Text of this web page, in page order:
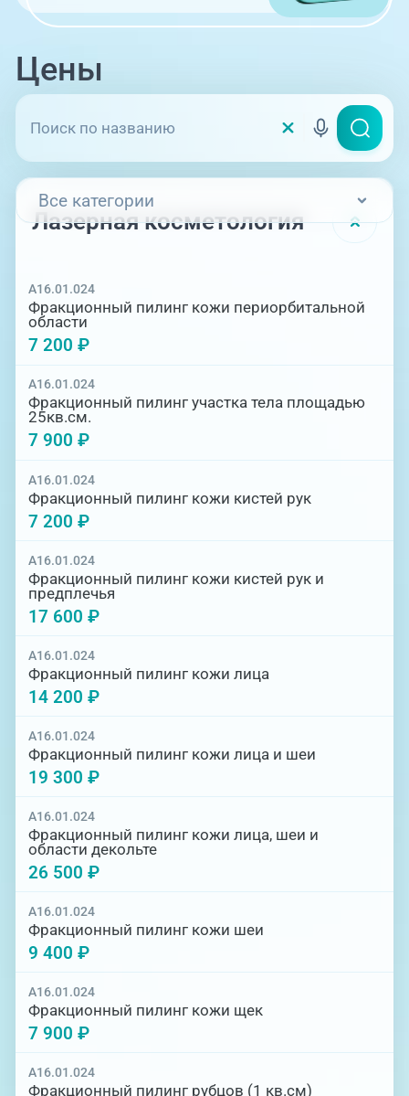
Цены
Все категории
Неодимовый лазер
Ультразвуковой аппарат Ulfit (Ульфит)
(Ультраформер)
Фототерапия Harmony XL (Хармони Икс
Эль)
Микроигольчатый RF-лифтинг
Коррекция фигуры на аппарате Tesla
former (Тесла Формер)
Лазерная косметология
A16.01.024
Фракционный пилинг кожи периорбитальной
области
7 200 ₽
A16.01.024
Фракционный пилинг участка тела площадью
25кв.см.
7 900 ₽
A16.01.024
Фракционный пилинг кожи кистей рук
7 200 ₽
A16.01.024
Фракционный пилинг кожи кистей рук и
предплечья
17 600 ₽
A16.01.024
Фракционный пилинг кожи лица
14 200 ₽
A16.01.024
Фракционный пилинг кожи лица и шеи
19 300 ₽
A16.01.024
Фракционный пилинг кожи лица, шеи и
области декольте
26 500 ₽
A16.01.024
Фракционный пилинг кожи шеи
9 400 ₽
A16.01.024
Фракционный пилинг кожи щек
7 900 ₽
A16.01.024
Фракционный пилинг рубцов (1 кв.см)